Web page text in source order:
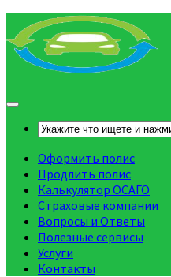
Оформить полис
Продлить полис
Калькулятор ОСАГО
Страховые компании
Вопросы и Ответы
Полезные сервисы
Услуги
Контакты